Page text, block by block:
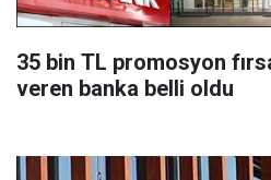
35 bin TL promosyon
veren banka belli oldu